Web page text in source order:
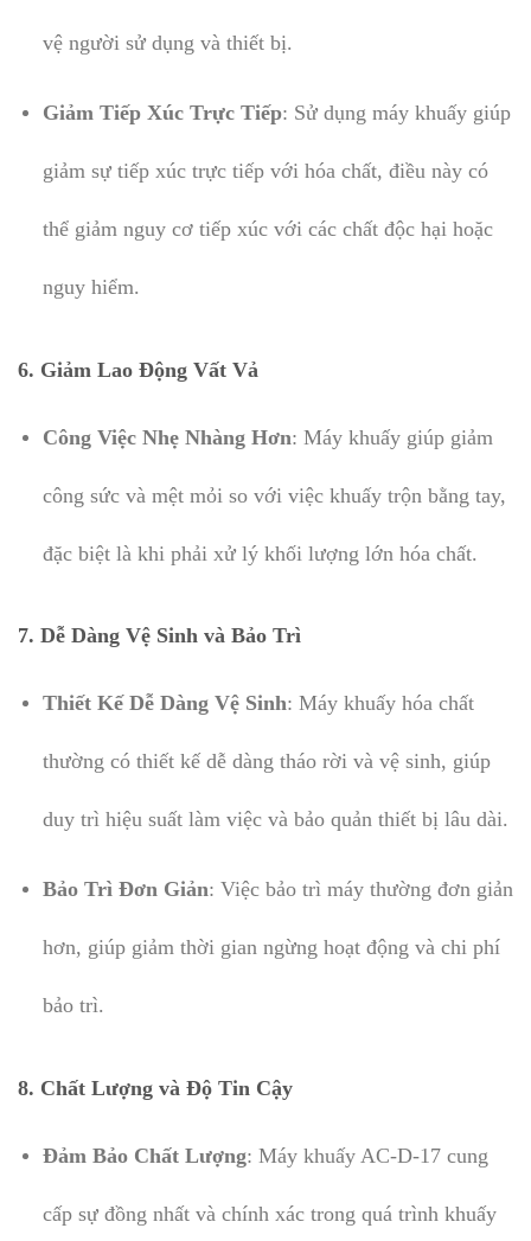
vệ người sử dụng và thiết bị.
Giảm Tiếp Xúc Trực Tiếp: Sử dụng máy khuấy giúp
giảm sự tiếp xúc trực tiếp với hóa chất, điều này có
thể giảm nguy cơ tiếp xúc với các chất độc hại hoặc
nguy hiểm.
6. Giảm Lao Động Vất Vả
Công Việc Nhẹ Nhàng Hơn: Máy khuấy giúp giảm
công sức và mệt mỏi so với việc khuấy trộn bằng tay,
đặc biệt là khi phải xử lý khối lượng lớn hóa chất.
7. Dễ Dàng Vệ Sinh và Bảo Trì
Thiết Kế Dễ Dàng Vệ Sinh: Máy khuấy hóa chất
thường có thiết kế dễ dàng tháo rời và vệ sinh, giúp
duy trì hiệu suất làm việc và bảo quản thiết bị lâu dài.
Bảo Trì Đơn Giản: Việc bảo trì máy thường đơn giản
hơn, giúp giảm thời gian ngừng hoạt động và chi phí
bảo trì.
8. Chất Lượng và Độ Tin Cậy
Đảm Bảo Chất Lượng: Máy khuấy AC-D-17 cung
cấp sự đồng nhất và chính xác trong quá trình khuấy